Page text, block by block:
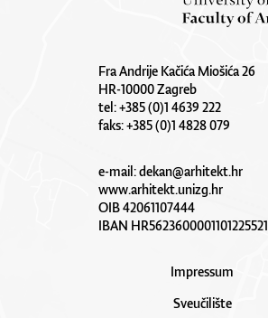
Fra Andrije Kačića Miošića 26
HR-10000 Zagreb
tel: +385 (0)1 4639 222
faks: +385 (0)1 4828 079
e-mail:dekan@arhitekt.hr
www.arhitekt.unizg.hr
OIB 42061107444
IBAN HR5623600001101225521
Impressum
Sveučilište